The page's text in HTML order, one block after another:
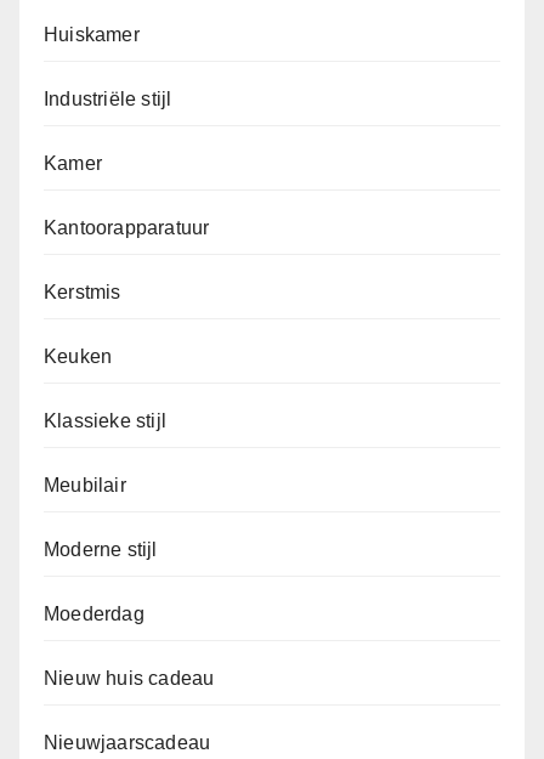
Huiskamer
Industriële stijl
Kamer
Kantoorapparatuur
Kerstmis
Keuken
Klassieke stijl
Meubilair
Moderne stijl
Moederdag
Nieuw huis cadeau
Nieuwjaarscadeau